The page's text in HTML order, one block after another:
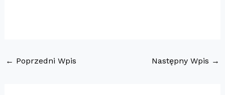
← Poprzedni Wpis Następny Wpis →